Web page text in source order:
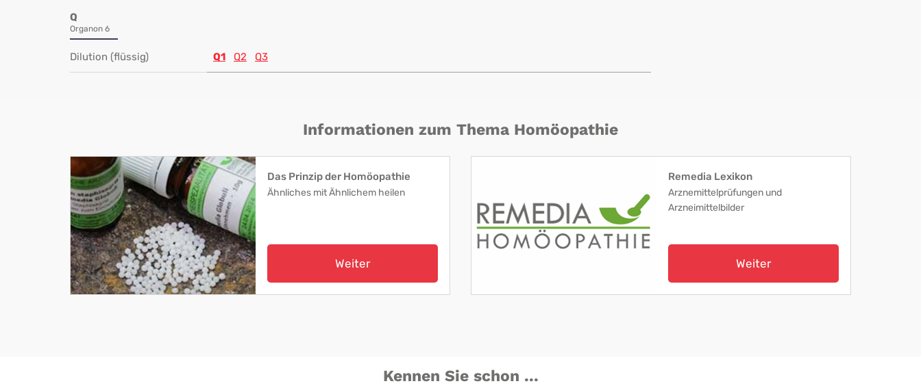
Q
Organon 6
Dilution (flüssig) Q1 Q2 Q3
Informationen zum Thema Homöopathie
Das Prinzip der Homöopathie
Ähnliches mit Ähnlichem heilen
Weiter
Remedia Lexikon
Arznemittelprüfungen und
Arzneimittelbilder
Weiter
Kennen Sie schon ...